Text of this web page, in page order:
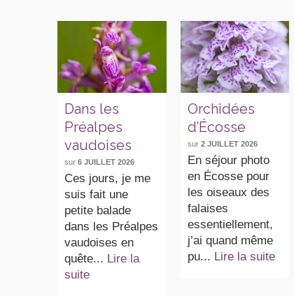
Dans les
Préalpes
vaudoises
sur6 JUILLET 2026
Ces jours, je me
suis fait une
petite balade
dans les Préalpes
vaudoises en
quête... Lire la
suite
Orchidées
d’Écosse
sur 2 JUILLET 2026
En séjour photo
en Écosse pour
les oiseaux des
falaises
essentiellement,
j’ai quand même
pu... Lire la suite